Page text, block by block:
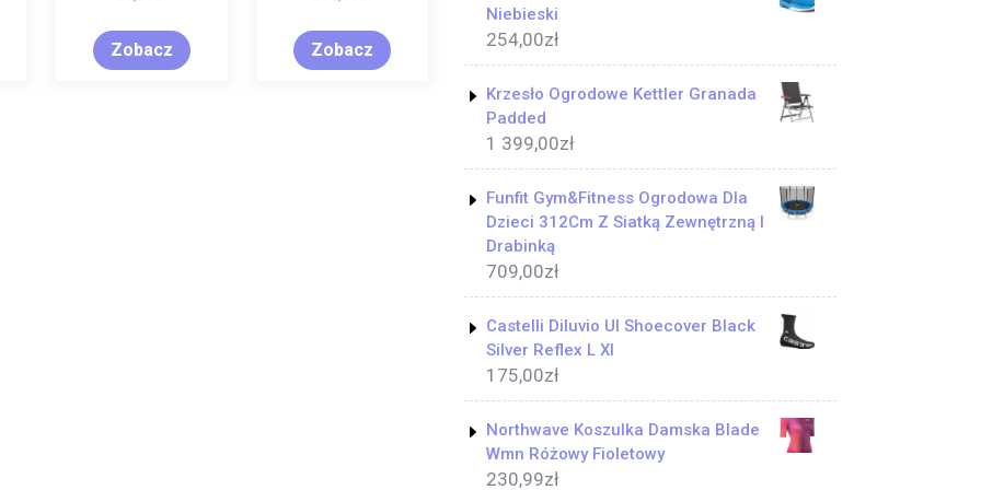
Zobacz Zobacz
Niebieski
254,00zł
Krzesło Ogrodowe Kettler Granada
Padded
1 399,00zł
Funfit Gym&Fitness Ogrodowa Dla
Dzieci 312Cm Z Siatką Zewnętrzną I
Drabinką
709,00zł
Castelli Diluvio Ul Shoecover Black
Silver Reflex L Xl
175,00zł
Northwave Koszulka Damska Blade
Wmn Różowy Fioletowy
230,99zł